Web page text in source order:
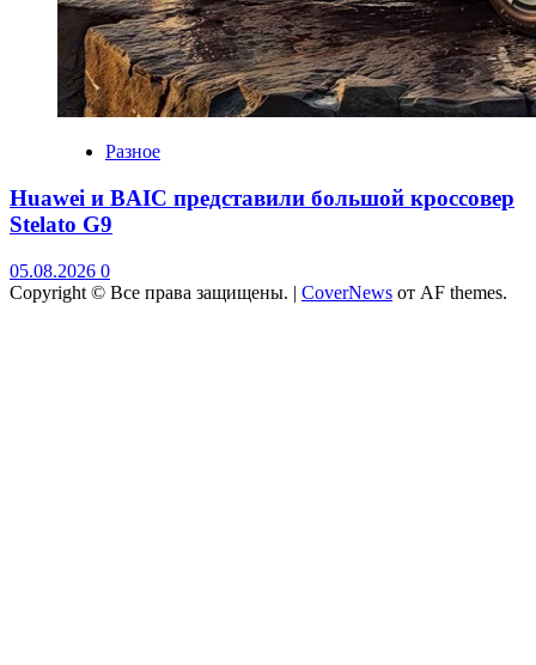
Разное
Huawei и BAIC представили большой кроссовер
Stelato G9
05.08.2026 0
Copyright © Все права защищены. | CoverNews от AF themes.